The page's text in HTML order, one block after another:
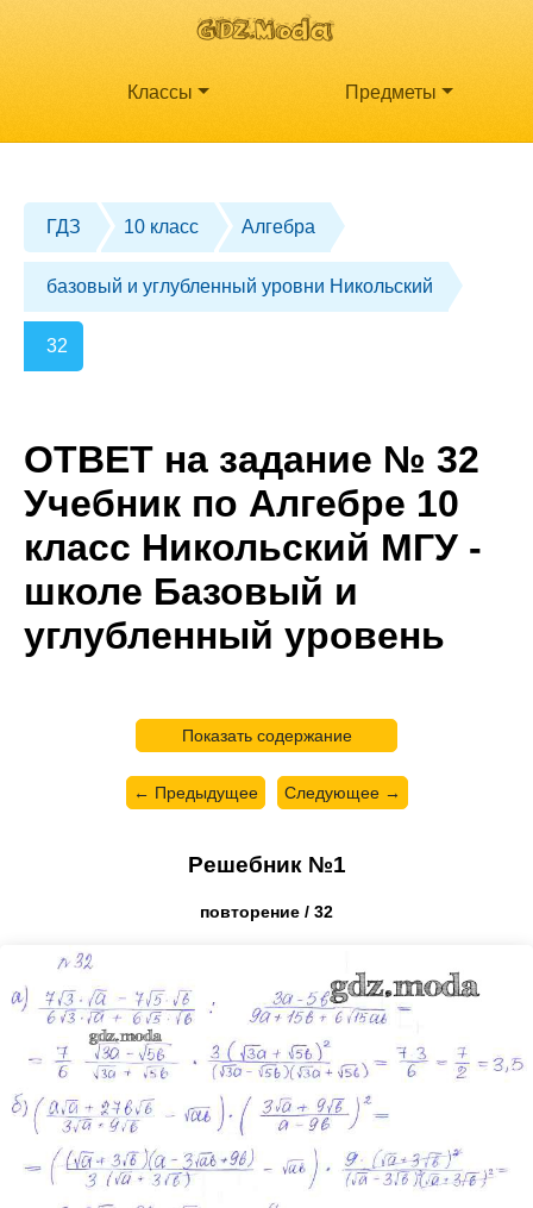
Классы Предметы
ГДЗ 10 класс Алгебра
базовый и углубленный уровни Никольский
32
ОТВЕТ на задание № 32
Учебник по Алгебре 10
класс Никольский МГУ -
школе Базовый и
углубленный уровень
Показать содержание
← Предыдущее Следующее →
Решебник №1
повторение / 32